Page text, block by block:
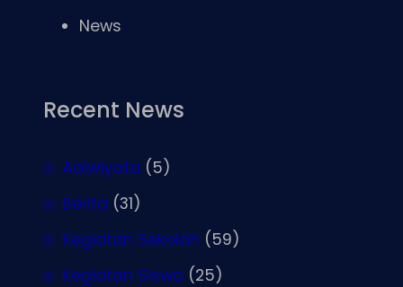
News
Recent News
Adiwiyata (5)
Berita (31)
Kegiatan Sekolah (59)
Kegiatan Siswa (25)